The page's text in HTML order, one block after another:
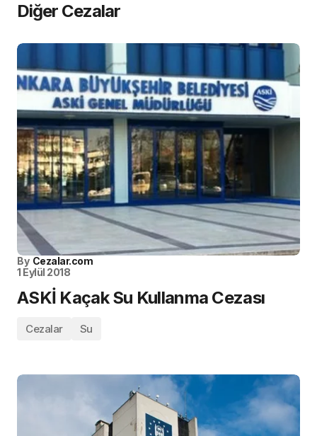
Diğer Cezalar
By Cezalar.com
1 Eylül 2018
ASKİ Kaçak Su Kullanma Cezası
Cezalar Su